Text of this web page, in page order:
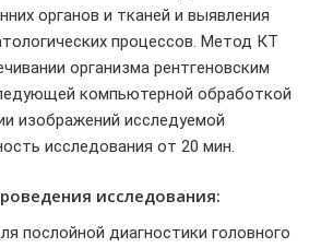
органов и тканей и выявления
процессов. Метод КТ
организма рентгеновским
компьютерной обработкой
изображений исследуемой
исследования от 20 мин.
исследования:
послойной диагностики головного